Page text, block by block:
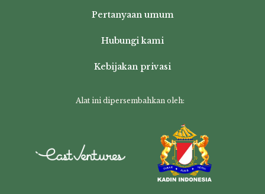
Pertanyaan umum
Hubungi kami
Kebijakan privasi
Alat ini dipersembahkan oleh: